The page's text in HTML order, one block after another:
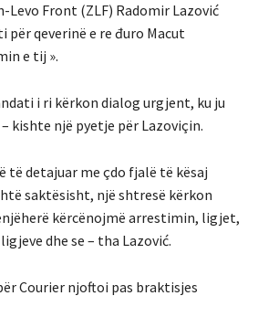
Levo Front (ZLF) Radomir Lazović
për qeverinë e re đuro Macut
e tij ».
i ri kërkon dialog urgjent, ku ju
kishte një pyetje për Lazoviçin.
të detajuar me çdo fjalë të kësaj
saktësisht, një shtresë kërkon
kërcënojmë arrestimin, ligjet,
dhe se – tha Lazović.
Courier njoftoi pas braktisjes